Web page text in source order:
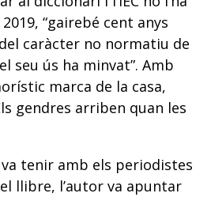
“gairebé cent anys
caràcter no normatiu de
seu ús ha minvat”. Amb
marca de la casa,
gendres arriben quan les
va tenir amb els periodistes
llibre, l’autor va apuntar